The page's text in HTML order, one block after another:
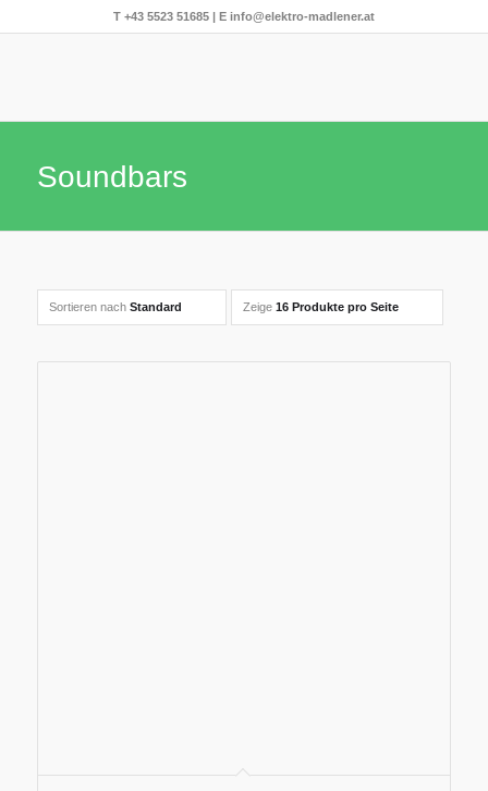
T +43 5523 51685| E info@elektro-madlener.at
Soundbars
Sortieren nach Standard Zeige 16 Produkte pro Seite